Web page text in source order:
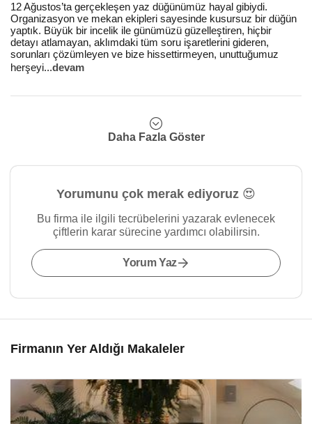
12 Ağustos’ta gerçekleşen yaz düğünümüz hayal gibiydi.
Organizasyon ve mekan ekipleri sayesinde kusursuz bir düğün
yaptık. Büyük bir incelik ile günümüzü güzelleştiren, hiçbir
detayı atlamayan, aklımdaki tüm soru işaretlerini gideren,
sorunları çözümleyen ve bize hissettirmeyen, unuttuğumuz
herşeyi...devam
Daha Fazla Göster
Yorumunu çok merak ediyoruz 😍
Bu firma ile ilgili tecrübelerini yazarak evlenecek
çiftlerin karar sürecine yardımcı olabilirsin.
Yorum Yaz
Firmanın Yer Aldığı Makaleler